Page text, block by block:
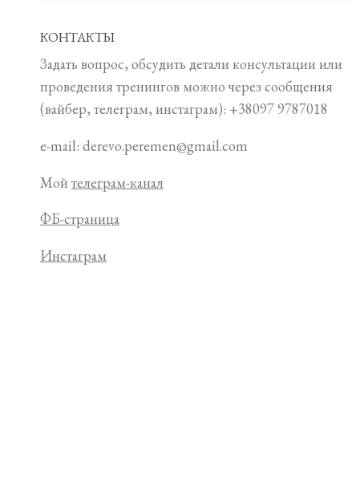
КОНТАКТЫ
Задать вопрос, обсудить детали консультации или
проведения тренингов можно через сообщения
(вайбер, телеграм, инстаграм): +38097 9787018
e-mail: derevo.peremen@gmail.com
Мой телеграм-канал
ФБ-страница
Инстаграм